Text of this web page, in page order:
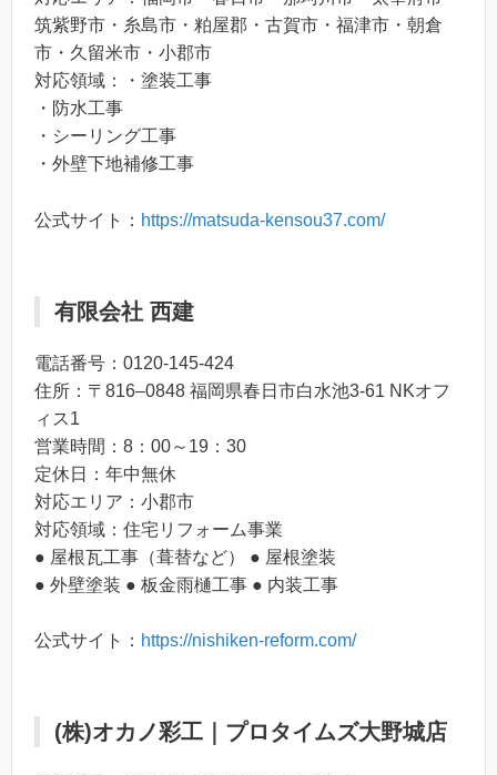
筑紫野市・糸島市・粕屋郡・古賀市・福津市・朝倉
市・久留米市・小郡市
対応領域：・塗装工事
・防水工事
・シーリング工事
・外壁下地補修工事
公式サイト： https://matsuda-kensou37.com/
有限会社 西建
電話番号：0120-145-424
住所：〒816‒0848 福岡県春日市白水池3-61 NKオフ
ィス1
営業時間：8：00～19：30
定休日：年中無休
対応エリア：小郡市
対応領域：住宅リフォーム事業
● 屋根瓦工事（葺替など） ● 屋根塗装
● 外壁塗装 ● 板金雨樋工事 ● 内装工事
公式サイト： https://nishiken-reform.com/
(株)オカノ彩工｜プロタイムズ大野城店